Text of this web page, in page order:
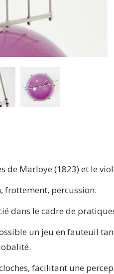
de Marloye (1823) et le
frottement, percussion.
dans le cadre de
un jeu en fauteuil
facilitant une